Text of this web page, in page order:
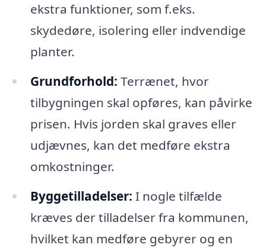
ekstra funktioner, som f.eks.
skydedøre, isolering eller indvendige
planter.
Grundforhold: Terrænet, hvor
tilbygningen skal opføres, kan påvirke
prisen. Hvis jorden skal graves eller
udjævnes, kan det medføre ekstra
omkostninger.
Byggetilladelser: I nogle tilfælde
kræves der tilladelser fra kommunen,
hvilket kan medføre gebyrer og en